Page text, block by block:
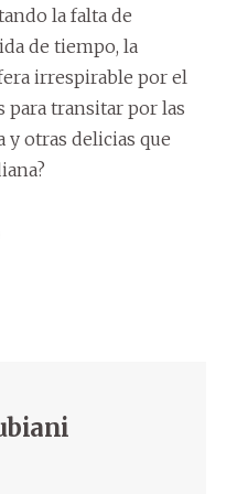
la falta de
de tiempo, la
irrespirable por el
para transitar por las
y otras delicias que